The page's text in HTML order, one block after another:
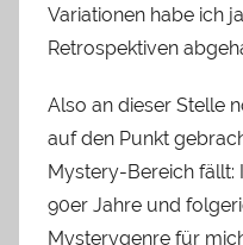
Variationen habe ich
Retrospektiven
Also an dieser Stelle
auf den Punkt
Mystery-Bereich fällt:
90er Jahre und
Mysterygenre für